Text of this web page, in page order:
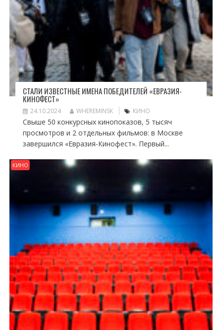
СТАЛИ ИЗВЕСТНЫЕ ИМЕНА ПОБЕДИТЕЛЕЙ «ЕВРАЗИЯ-
КИНОФЕСТ»
24.10.2024 WHEREMINSK КИНО
Свыше 50 конкурсных кинопоказов, 5 тысяч
просмотров и 2 отдельных фильмов: в Москве
завершился «Евразия-Кинофест». Первый...
КИНО